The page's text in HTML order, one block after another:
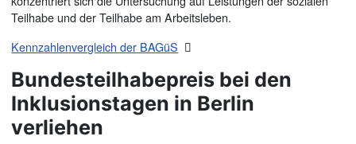
Teilhabe und der Teilhabe am Arbeitsleben.
Kennzahlenvergleich der BAGüS
Bundesteilhabepreis bei den
Inklusionstagen in Berlin
verliehen